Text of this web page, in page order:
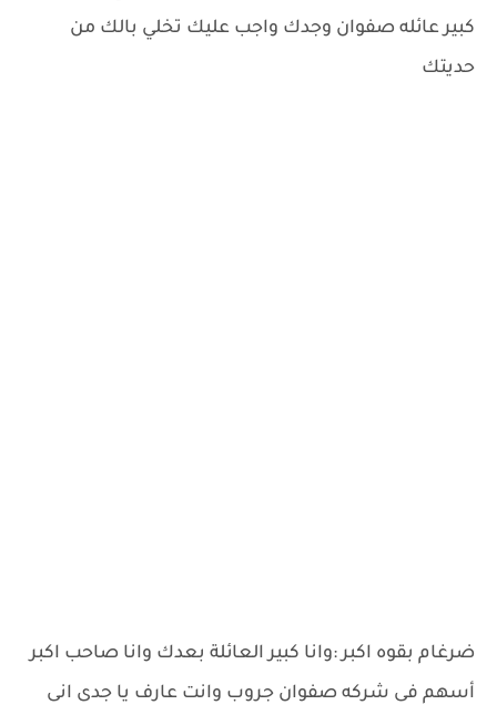
كبير عائله صفوان وجدك واجب عليك تخلي بالك من
حديتك
ضرغام بقوه اكبر :وانا كبير العائلة بعدك وانا صاحب اكبر
أسهم فى شركه صفوان جروب وانت عارف يا جدى انى